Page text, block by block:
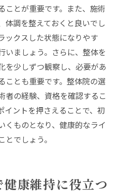
ことが重要です。また、施術
体調を整えておくと良いでし
ックスした状態になりやす
いましょう。さらに、整体を
を少しずつ観察し、必要があ
ことも重要です。整体院の選
者の経験、資格を確認するこ
イントを押さえることで、初
くものとなり、健康的なライ
でしょう。
康維持に役立つ